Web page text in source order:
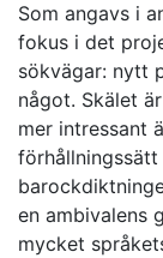
Som angavs i
fokus i det
sökvägar: nytt
något. Skälet
mer intressant
en ambivalens
mycket